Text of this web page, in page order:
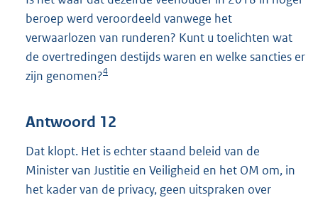
beroep werd veroordeeld vanwege het
verwaarlozen van runderen? Kunt u toelichten wat
de overtredingen destijds waren en welke sancties er
zijn genomen?4
Antwoord 12
Dat klopt. Het is echter staand beleid van de
Minister van Justitie en Veiligheid en het OM om, in
het kader van de privacy, geen uitspraken over